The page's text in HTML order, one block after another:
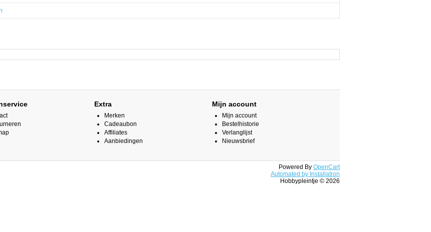
Extra
Merken
Cadeaubon
Affiliates
Aanbiedingen
Mijn account
Mijn account
Bestelhistorie
Verlanglijst
Nieuwsbrief
Powered By OpenCart
Automated by Installatron
Hobbypleintje © 2026